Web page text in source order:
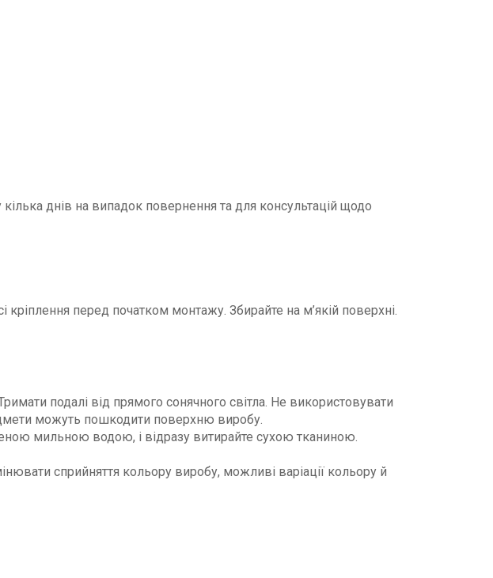
днів на випадок повернення та для консультацій щодо
кріплення перед початком монтажу. Збирайте на м’якій поверхні.
подалі від прямого сонячного світла. Не використовувати
можуть пошкодити поверхню виробу.
мильною водою, і відразу витирайте сухою тканиною.
сприйняття кольору виробу, можливі варіації кольору й